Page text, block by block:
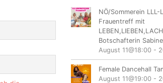
NÖ/Sommerein LLL-
Frauentreff mit
Botschafterin
August 11@18:00-
Female Dancehall
August 11@19:00-